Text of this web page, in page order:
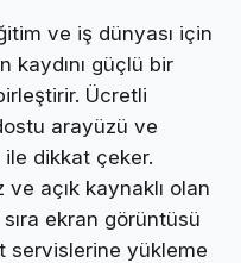
ve iş dünyası için
kaydını güçlü bir
Ücretli
arayüzü ve
dikkat çeker.
açık kaynaklı olan
sıra ekran görüntüsü
servislerine yükleme